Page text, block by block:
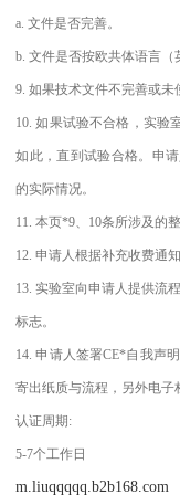
a. 文件是否完善。
b. 文件是否按欧共体语言（
9. 如果技术文件不完善或未
10. 如果试验不合格，实验
如此，直到试验合格。申
的实际情况。
11. 本页*9、10条所涉及的
12. 申请人根据补充收费通
13. 实验室向申请人提供流
标志。
14. 申请人签署CE*自我声
寄出纸质与流程，另外电子
认证周期:
5-7个工作日
m.liuqqqqq.b2b168.com